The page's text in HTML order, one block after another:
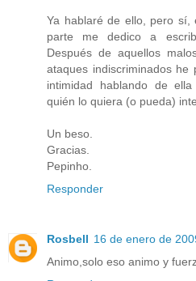
Ya hablaré de ello, pero sí,
parte me dedico a
Después de aquellos
ataques indiscriminados
intimidad hablando de
quién lo quiera (o pueda)
Un beso.
Gracias.
Pepinho.
Responder
Rosbell 16 de enero de
Animo,solo eso animo y